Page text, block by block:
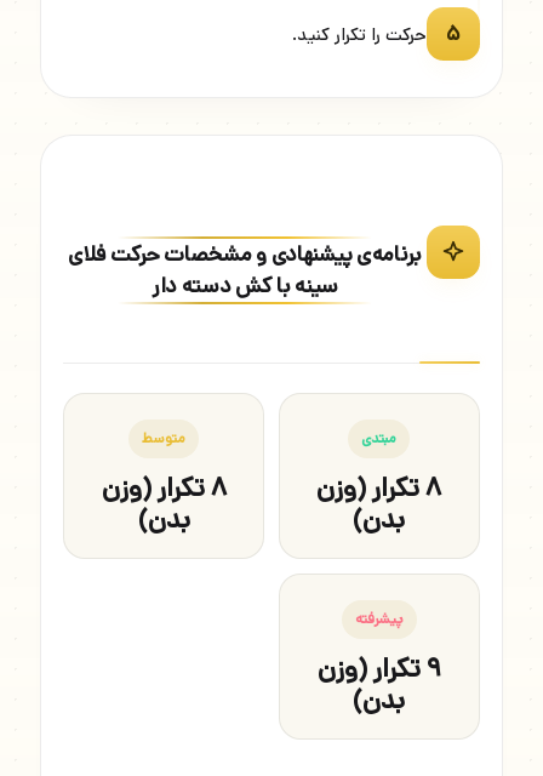
۵ حرکت را تکرار کنید.
برنامه‌ی پیشنهادی و مشخصات حرکت فلای
سینه با کش دسته دار
مبتدی
۸ تکرار (وزن
بدن)
متوسط
۸ تکرار (وزن
بدن)
پیشرفته
۹ تکرار (وزن
بدن)